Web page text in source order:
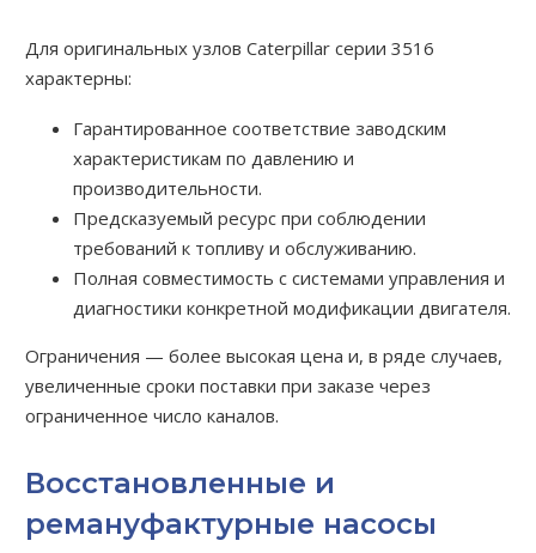
Для оригинальных узлов Caterpillar серии 3516
характерны:
Гарантированное соответствие заводским
характеристикам по давлению и
производительности.
Предсказуемый ресурс при соблюдении
требований к топливу и обслуживанию.
Полная совместимость с системами управления и
диагностики конкретной модификации двигателя.
Ограничения — более высокая цена и, в ряде случаев,
увеличенные сроки поставки при заказе через
ограниченное число каналов.
Восстановленные и
ремануфактурные насосы